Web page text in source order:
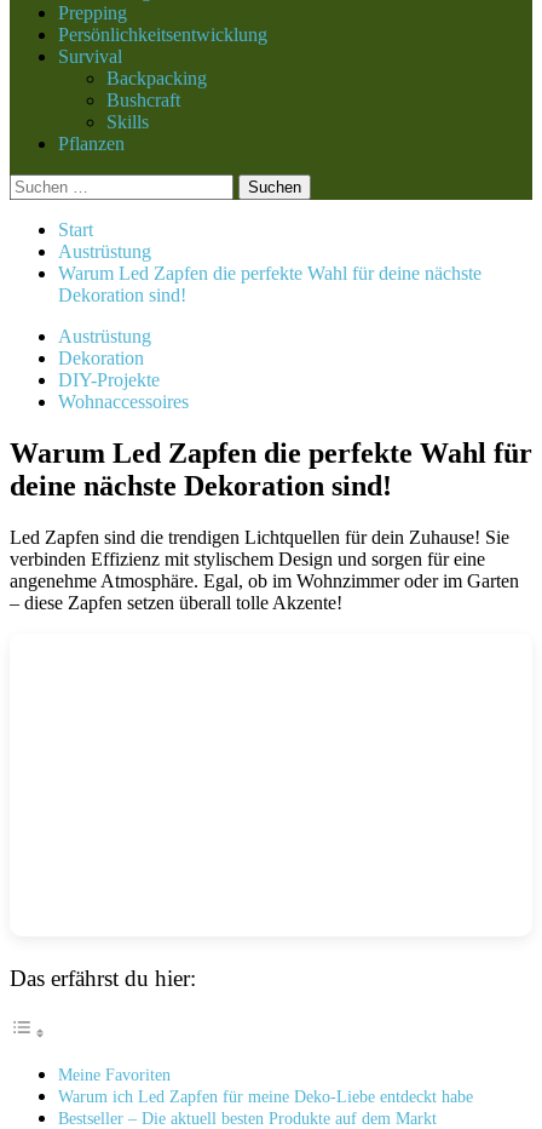
Prepping
Persönlichkeitsentwicklung
Survival
Backpacking
Bushcraft
Skills
Pflanzen
Suchen
nach:
Start
Austrüstung
Warum Led Zapfen die perfekte Wahl für deine nächste
Dekoration sind!
Austrüstung
Dekoration
DIY-Projekte
Wohnaccessoires
Warum Led Zapfen die perfekte Wahl für
deine nächste Dekoration sind!
Led Zapfen sind die trendigen Lichtquellen für dein Zuhause! Sie
verbinden Effizienz mit stylischem Design und sorgen für eine
angenehme Atmosphäre. Egal, ob im Wohnzimmer oder im Garten
– diese Zapfen setzen überall tolle Akzente!
Das erfährst du hier:
Meine Favoriten
Warum ich Led​ Zapfen für meine Deko-Liebe⁣ entdeckt habe
Bestseller – Die‌ aktuell besten Produkte auf dem Markt